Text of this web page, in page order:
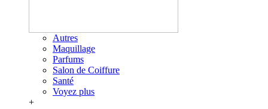
Autres
Maquillage
Parfums
Salon de Coiffure
Santé
Voyez plus
+